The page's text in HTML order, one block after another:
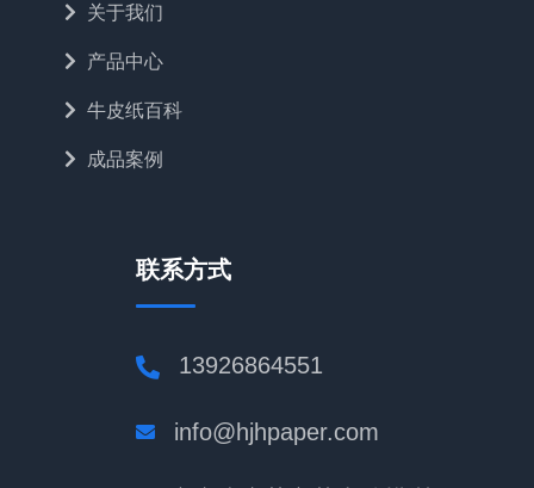
关于我们
产品中心
牛皮纸百科
成品案例
联系方式
13926864551
info@hjhpaper.com